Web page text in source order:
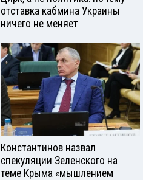
отставка кабмина Украины
ничего не меняет
Константинов назвал
спекуляции Зеленского на
теме Крыма «мышлением